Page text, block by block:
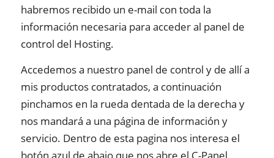
habremos recibido un e-mail con toda la
información necesaria para acceder al panel de
control del Hosting.
Accedemos a nuestro panel de control y de allí a
mis productos contratados, a continuación
pinchamos en la rueda dentada de la derecha y
nos mandará a una página de información y
servicio. Dentro de esta pagina nos interesa el